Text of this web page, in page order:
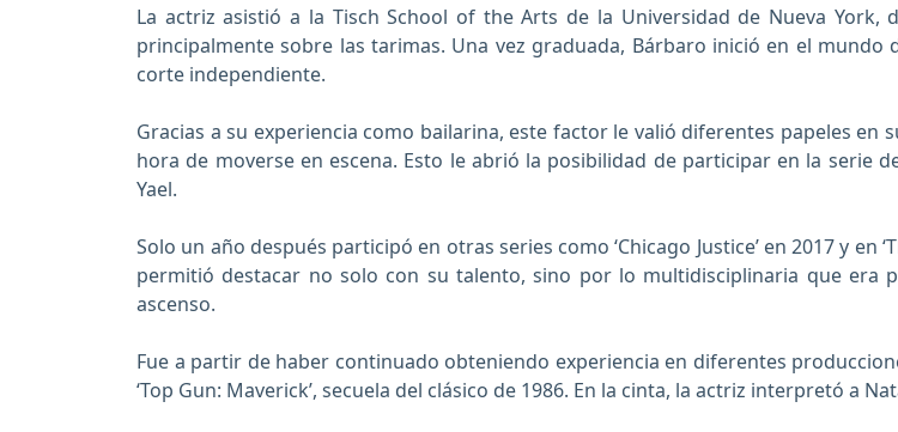
La actriz asistió a la Tisch School of the Arts de la Universidad de Nueva
principalmente sobre las tarimas. Una vez graduada, Bárbaro inició en el
corte independiente.
Gracias a su experiencia como bailarina, este factor le valió diferentes papeles
hora de moverse en escena. Esto le abrió la posibilidad de participar en la serie
Yael.
Solo un año después participó en otras series como ‘Chicago Justice’ en 2017 y en
permitió destacar no solo con su talento, sino por lo multidisciplinaria que era
ascenso.
Fue a partir de haber continuado obteniendo experiencia en diferentes
‘Top Gun: Maverick’, secuela del clásico de 1986. En la cinta, la actriz interpretó a